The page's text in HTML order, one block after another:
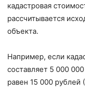
кадастровая
рассчитывается
объекта.
Например, если
составляет 5 000
равен 15 000 рублей